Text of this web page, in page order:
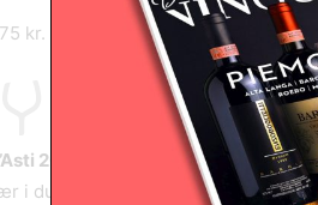
kr. tilbudspris
2018, Italien.
4 stjerner
i duften. Tør, frugtig med masser